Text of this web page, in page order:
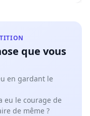
que vous
en gardant le
eu le courage de
de même ?